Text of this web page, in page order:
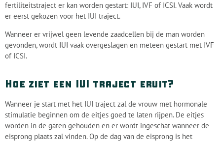
fertiliteitstraject er kan worden gestart: IUI, IVF of ICSI. Vaak wordt
er eerst gekozen voor het IUI traject.
Wanneer er vrijwel geen levende zaadcellen bij de man worden
gevonden, wordt IUI vaak overgeslagen en meteen gestart met IVF
of ICSI.
Hoe ziet een IUI traject eruit?
Wanneer je start met het IUI traject zal de vrouw met hormonale
stimulatie beginnen om de eitjes goed te laten rijpen. De eitjes
worden in de gaten gehouden en er wordt ingeschat wanneer de
eisprong plaats zal vinden. Op de dag van de eisprong is het